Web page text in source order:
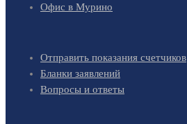
Офис в Мурино
Отправить показания счетчиков
Бланки заявлений
Вопросы и ответы